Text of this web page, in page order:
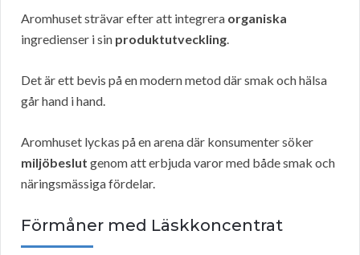
Aromhuset strävar efter att integrera organiska
ingredienser i sin produktutveckling.
Det är ett bevis på en modern metod där smak och hälsa
går hand i hand.
Aromhuset lyckas på en arena där konsumenter söker
miljöbeslut genom att erbjuda varor med både smak och
näringsmässiga fördelar.
Förmåner med Läskkoncentrat